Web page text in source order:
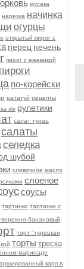
мусака
нарезка начинка
огурцы
открытый пирог с
перец печень
пирог с ежевикой
пироги
по-корейски
рататуй рецепты
xiv рулетики
салат тунец
салаты
селедка
шубой
сливочное масло
слоеное
соусы
тартинки тартинки с
банановый
торт "турецкая
торты треска
маринаде
карп в